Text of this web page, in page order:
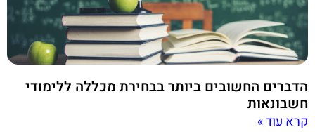
הדברים החשובים ביותר בבחירת מכללה ללימודי
חשבונאות
קרא עוד »